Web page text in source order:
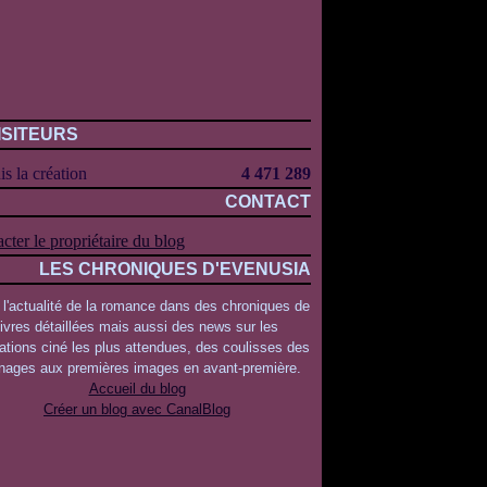
la création
4 471 289
CONTACT
le propriétaire du blog
LES CHRONIQUES D'EVENUSIA
l'actualité de la romance dans des chroniques de
livres détaillées mais aussi des news sur les
ciné les plus attendues, des coulisses des
aux premières images en avant-première.
Accueil du blog
Créer un blog avec CanalBlog